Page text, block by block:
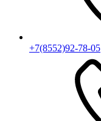
+7(8552)92-78-05